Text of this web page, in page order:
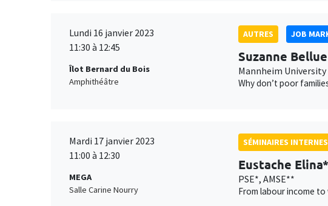
Lundi 16 janvier 2023
11:30 à 12:45
Îlot Bernard du Bois
Amphithéâtre
AUTRES JOB
Suzanne Bellue
Mannheim University
Why don’t poor
Mardi 17 janvier 2023
11:00 à 12:30
MEGA
Salle Carine Nourry
SÉMINAIRES INTERNES
Eustache
PSE*, AMSE**
From labour income